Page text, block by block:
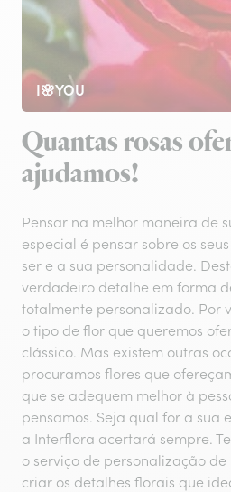
I🌸YOU
Quantas rosas
ajudamos!
Pensar na melhor maneira de
especial é pensar sobre os
ser e a sua personalidade.
verdadeiro detalhe em forma
totalmente personalizado. Por
o tipo de flor que queremos
clássico. Mas existem outras
procuramos flores que
que se adequem melhor à
pensamos. Seja qual for a sua
a Interflora acertará sempre.
o serviço de personalização
criar os detalhes florais que